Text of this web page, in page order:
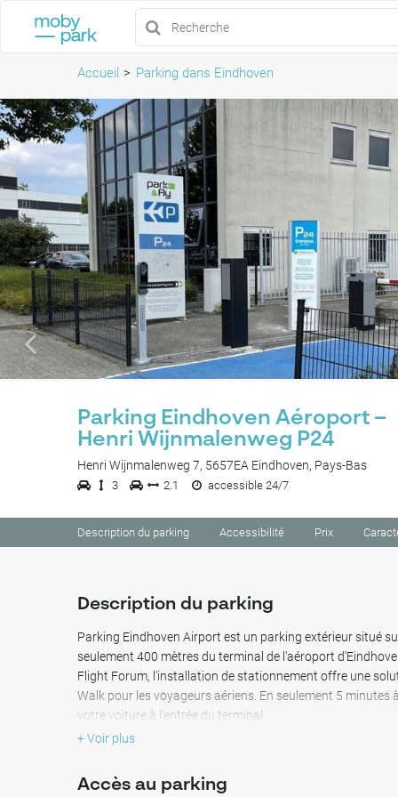
Accueil Parking dans Eindhoven
Parking Eindhoven Aéroport –
Henri Wijnmalenweg P24
Henri Wijnmalenweg 7, 5657EA Eindhoven, Pays-Bas
3 2.1 accessible 24/7
Description du parking Accessibilité Prix
Description du parking
Parking Eindhoven Airport est un parking extérieur situé
seulement 400 mètres du terminal de l'aéroport
Flight Forum, l'installation de stationnement offre une
Walk pour les voyageurs aériens. En seulement 5 minutes
votre voiture à l'entrée du terminal.
extérieur Eindhoven Airport propose une alternative
stationnement coûteuses de l'aéroport. Avec un accès
+ Voir plus
Accès au parking